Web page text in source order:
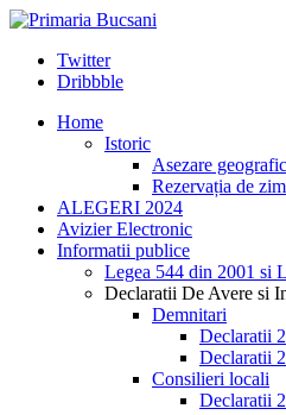
Twitter
Dribbble
Home
Istoric
Asezare
Rezervația de
ALEGERI 2024
Avizier Electronic
Informatii publice
Legea 544 din 2001 si
Declaratii De Avere si
Demnitari
Declaratii
Declaratii
Consilieri locali
Declaratii